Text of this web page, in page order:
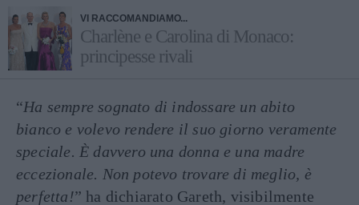
VI RACCOMANDIAMO...
Charlène e Carolina di Monaco:
principesse rivali
“Ha sempre sognato di indossare un abito
bianco e volevo rendere il suo giorno veramente
speciale. È davvero una donna e una madre
eccezionale. Non potevo trovare di meglio, è
perfetta!” ha dichiarato Gareth, visibilmente